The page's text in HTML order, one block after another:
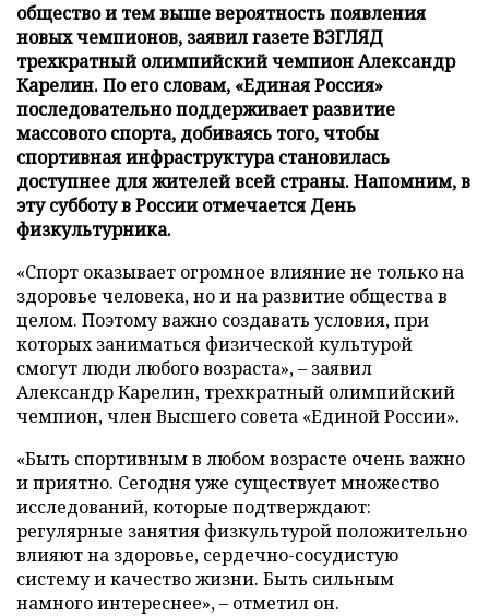
общество и тем выше вероятность появления
новых чемпионов, заявил газете ВЗГЛЯД
трехкратный олимпийский чемпион Александр
Карелин. По его словам, «Единая Россия»
последовательно поддерживает развитие
массового спорта, добиваясь того, чтобы
спортивная инфраструктура становилась
доступнее для жителей всей страны. Напомним, в
эту субботу в России отмечается День
физкультурника.
«Спорт оказывает огромное влияние не только на
здоровье человека, но и на развитие общества в
целом. Поэтому важно создавать условия, при
которых заниматься физической культурой
смогут люди любого возраста», – заявил
Александр Карелин, трехкратный олимпийский
чемпион, член Высшего совета «Единой России».
«Быть спортивным в любом возрасте очень важно
и приятно. Сегодня уже существует множество
исследований, которые подтверждают:
регулярные занятия физкультурой положительно
влияют на здоровье, сердечно-сосудистую
систему и качество жизни. Быть сильным
намного интереснее», – отметил он.